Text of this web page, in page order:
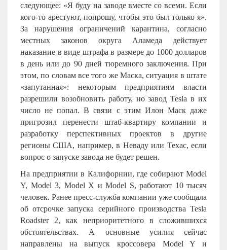
следующее: «Я буду на заводе вместе со всеми. Если
кого-то арестуют, попрошу, чтобы это был только я».
За нарушения ограничений карантина, согласно
местных законов округа Аламеда действует
наказание в виде штрафа в размере до 1000 долларов
в день или до 90 дней тюремного заключения. При
этом, по словам все того же Маска, ситуация в штате
«запутанная»: некоторым предприятиям власти
разрешили возобновить работу, но завод Tesla в их
число не попал. В связи с этим Илон Маск даже
пригрозил перенести штаб-квартиру компании и
разработку перспективных проектов в другие
регионы США, например, в Неваду или Техас, если
вопрос о запуске завода не будет решен.
На предприятии в Калифорнии, где собирают Model
Y, Model 3, Model X и Model S, работают 10 тысяч
человек. Ранее пресс-служба компании уже сообщала
об отсрочке запуска серийного производства Tesla
Roadster 2, как неприоритетного в сложившихся
обстоятельствах. А основные усилия сейчас
направлены на выпуск кроссовера Model Y и